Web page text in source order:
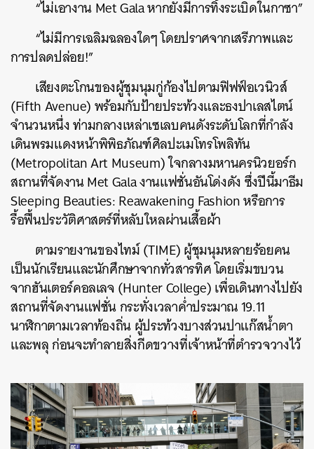
“ไม่เอางาน Met Gala หากยังมีการทิ้งระเบิดในกาซา”
“ไม่มีการเฉลิมฉลองใดๆ โดยปราศจากเสรีภาพและ
การปลดปล่อย!”
เสียงตะโกนของผู้ชุมนุมกู่ก้องไปตามฟิฟฟ์อเวนิวส์
(Fifth Avenue) พร้อมกับป้ายประท้วงและธงปาเลสไตน์
จำนวนหนึ่ง ท่ามกลางเหล่าเซเลบคนดังระดับโลกที่กำลัง
เดินพรมแดงหน้าพิพิธภัณฑ์ศิลปะเมโทรโพลิทัน
(Metropolitan Art Museum) ใจกลางมหานครนิวยอร์ก
สถานที่จัดงาน Met Gala งานแฟชั่นอันโด่งดัง ซึ่งปีนี้มาธีม
Sleeping Beauties: Reawakening Fashion​​ หรือการ
รื้อฟื้นประวัติศาสตร์ที่หลับใหลผ่านเสื้อผ้า
ตามรายงานของไทม์ (TIME) ผู้ชุมนุมหลายร้อยคน
เป็นนักเรียนและนักศึกษาจากทั่วสารทิศ โดยเริ่มขบวน
จากฮันเตอร์คอลเลจ (Hunter College) เพื่อเดินทางไปยัง
สถานที่จัดงานแฟชั่น กระทั่งเวลาค่ำประมาณ 19.11
นาฬิกาตามเวลาท้องถิ่น ผู้ประท้วงบางส่วนปาแก๊สน้ำตา
และพลุ ก่อนจะทำลายสิ่งกีดขวางที่เจ้าหน้าที่ตำรวจวางไว้